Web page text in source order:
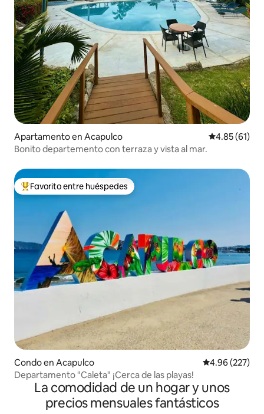
Apartamento en Acapulco Calificación
4.85 (61)
Bonito departemento con terraza y vista al mar.
Favorito entre huéspedes preferido
Favorito entre huéspedes
Condo en Acapulco Calificación
4.96 (227)
Departamento "Caleta" ¡Cerca de las playas!
La comodidad de un hogar y unos
precios mensuales fantásticos